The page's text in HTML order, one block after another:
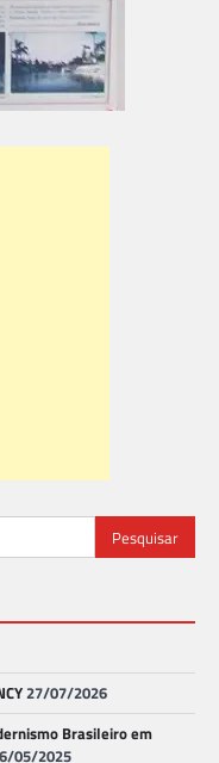
27/07/2026
Brasileiro em
05/2025